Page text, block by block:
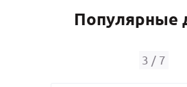
Популярные
4 / 7